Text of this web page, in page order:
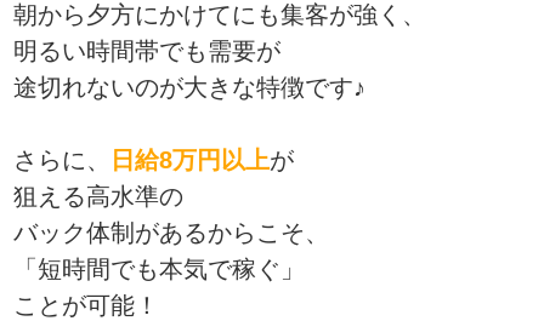
朝から夕方にかけてにも集客が強く、
明るい時間帯でも需要が
途切れないのが大きな特徴です♪
さらに、 日給8万円以上が
狙える高水準の
バック体制があるからこそ、
「短時間でも本気で稼ぐ」
ことが可能！